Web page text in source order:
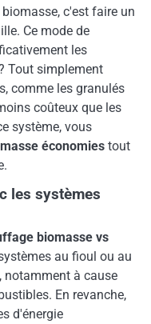
c'est faire un
Ce mode de
les
Tout simplement
comme les granulés
coûteux que les
système, vous
économies tout
les systèmes
biomasse vs
au fioul ou au
notamment à cause
En revanche,
d'énergie